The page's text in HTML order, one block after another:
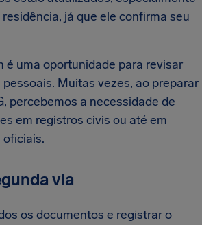
já que ele confirma seu
é uma oportunidade para revisar
Muitas vezes, ao preparar
percebemos a necessidade de
em registros civis ou até em
via
os documentos e registrar o